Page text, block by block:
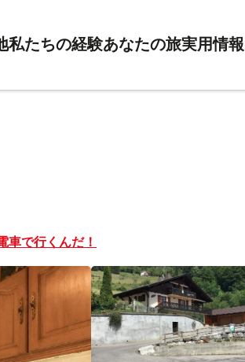
私たちの経験あなたの旅実用情報
車で行くんだ！